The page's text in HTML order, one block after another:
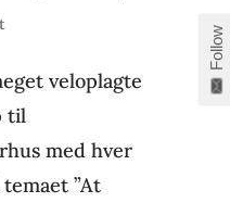
veloplagte
til
med hver
”At
Follow